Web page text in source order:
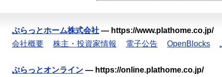
ぷらっとホーム株式会社 — https://www.plathome.co.jp/
会社概要
株主・投資家情報 電子公告 OpenBlocks
ぷらっとオンライン — https://online.plathome.co.jp/